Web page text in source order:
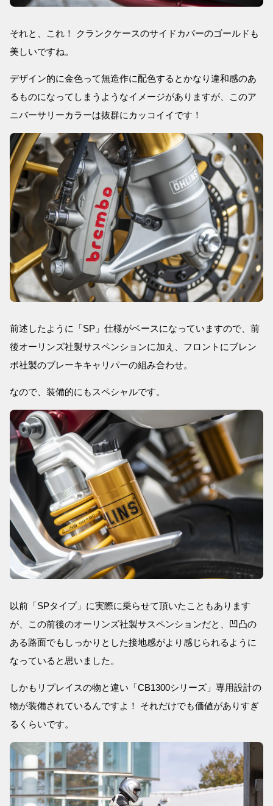
それと、これ！ クランクケースのサイドカバーのゴールドも
美しいですね。
デザイン的に金色って無造作に配色するとかなり違和感のあ
るものになってしまうようなイメージがありますが、このア
ニバーサリーカラーは抜群にカッコイイです！
前述したように「SP」仕様がベースになっていますので、前
後オーリンズ社製サスペンションに加え、フロントにブレン
ボ社製のブレーキキャリパーの組み合わせ。
なので、装備的にもスペシャルです。
以前「SPタイプ」に実際に乗らせて頂いたこともあります
が、この前後のオーリンズ社製サスペンションだと、凹凸の
ある路面でもしっかりとした接地感がより感じられるように
なっていると思いました。
しかもリプレイスの物と違い「CB1300シリーズ」専用設計の
物が装備されているんですよ！ それだけでも価値がありすぎ
るくらいです。